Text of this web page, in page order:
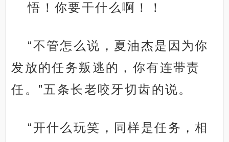
悟！你要干什么啊！！
“不管怎么说，夏油杰是因为你
发放的任务叛逃的，你有连带责
任。”五条长老咬牙切齿的说。
“开什么玩笑，同样是任务，相